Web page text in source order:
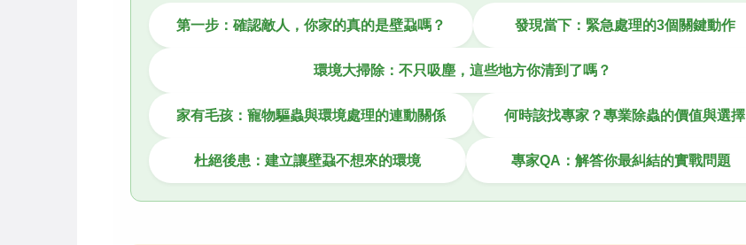
第一步：確認敵人，你家的真的是壁蝨嗎？ 發現當下：緊急處理的3個關鍵動作
環境大掃除：不只吸塵，這些地方你清到了嗎？
家有毛孩：寵物驅蟲與環境處理的連動關係 何時該找專家？專業除蟲的價值與選擇
杜絕後患：建立讓壁蝨不想來的環境 專家QA：解答你最糾結的實戰問題